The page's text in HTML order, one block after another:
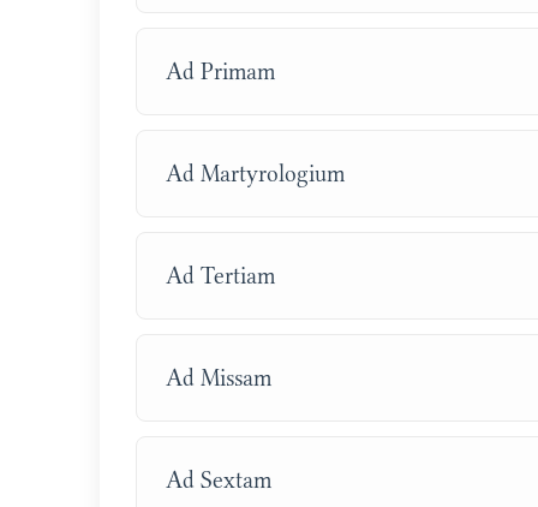
Ad Primam
Ad Martyrologium
Ad Tertiam
Ad Missam
Ad Sextam